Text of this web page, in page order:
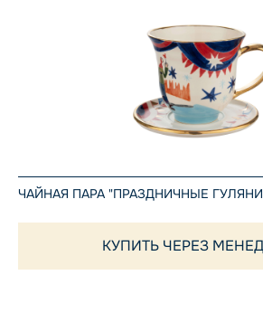
ЧАЙНАЯ ПАРА "ПРАЗДНИЧНЫЕ
КУПИТЬ ЧЕРЕЗ